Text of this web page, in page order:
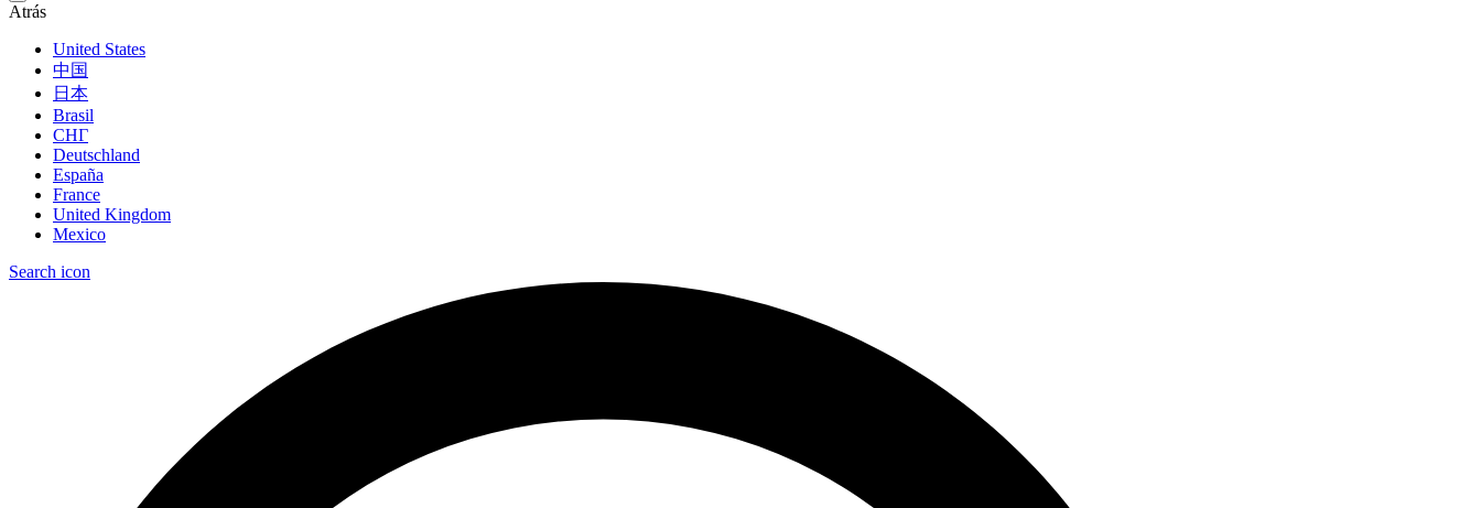
Atrás
United States
中国
日本
Brasil
СНГ
Deutschland
España
France
United Kingdom
Mexico
Search icon